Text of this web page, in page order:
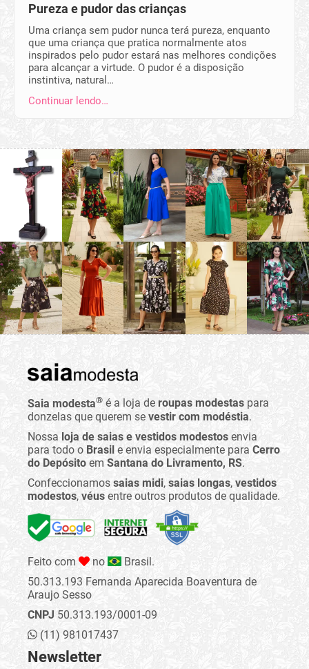
Pureza e pudor das crianças
Uma criança sem pudor nunca terá pureza, enquanto
que uma criança que pratica normalmente atos
inspirados pelo pudor estará nas melhores condições
para alcançar a virtude. O pudor é a disposição
instintiva, natural…
Continuar lendo…
Saia modesta® é a loja de roupas modestas para
donzelas que querem se vestir com modéstia.
Nossa loja de saias e vestidos modestos envia
para todo o Brasil e envia especialmente para Cerro
do Depósito em Santana do Livramento, RS.
Confeccionamos saias midi, saias longas, vestidos
modestos, véus entre outros produtos de qualidade.
Feito com no
Brasil.
50.313.193 Fernanda Aparecida Boaventura de
Araujo Sesso
CNPJ 50.313.193/0001-09
(11) 981017437
Newsletter